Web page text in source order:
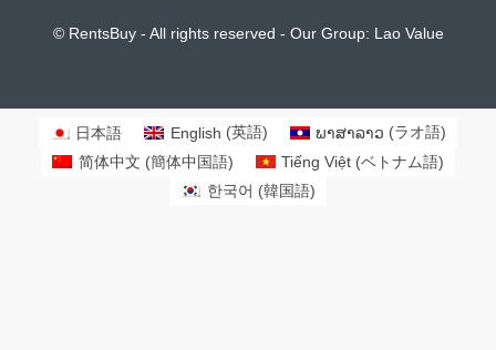
© RentsBuy - All rights reserved - Our Group: Lao Value
日本語 English (英語) ພາສາລາວ (ラオ語)
简体中文 (簡体中国語) Tiếng Việt (ベトナム語)
한국어 (韓国語)